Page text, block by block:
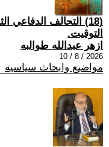
(18) التحالف الدفاعي
التوقيت.
ازهر عبدالله طوالبه
2026 / 8 / 10
مواضيع وابحاث سياسية